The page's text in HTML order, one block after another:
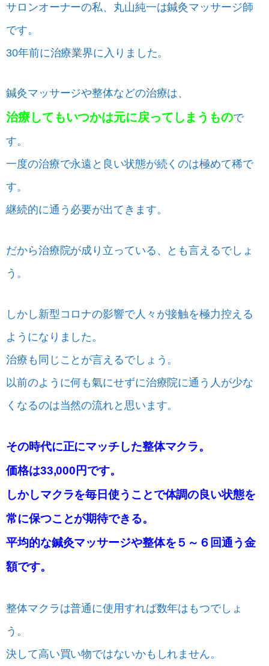
サロンオーナーの私、丸山純一は鍼灸マッサージ師
です。
30年前に治療業界に入りました。
鍼灸マッサージや整体などの治療は、
治療してもいつかは元に戻ってしまうもので
す。
一度の治療で永遠と良い状態が続くのは極めて稀で
す。
継続的に通う必要が出てきます。
だから治療院が成り立っている、とも言えるでしょ
う。
しかし新型コロナの影響で人々が接触を極力控える
ようになりました。
治療も同じことが言えるでしょう。
以前のように何も氣にせずに治療院に通う人が少な
くなるのは当然の流れと思います。
その時代に正にマッチした整体マクラ。
価格は33,000円です。
しかしマクラを毎日使うことで体調の良い状態を
常に保つことが期待できる。
平均的な鍼灸マッサージや整体を５～６回通う金
額です。
整体マクラは普通に使用すれば数年はもつでしょ
う。
決して高い買い物ではないかもしれません。